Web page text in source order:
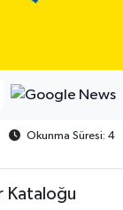
Okunma Süresi: 4
Kataloğu